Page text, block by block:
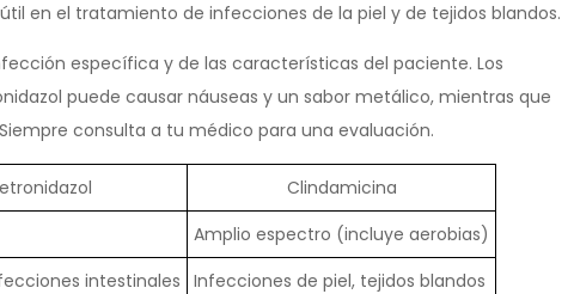
en el tratamiento de infecciones de la piel y de tejidos blandos.
específica y de las características del paciente. Los
puede causar náuseas y un sabor metálico, mientras que
consulta a tu médico para una evaluación.
Clindamicina
Amplio espectro (incluye aerobias)
intestinales
Infecciones de piel, tejidos blandos